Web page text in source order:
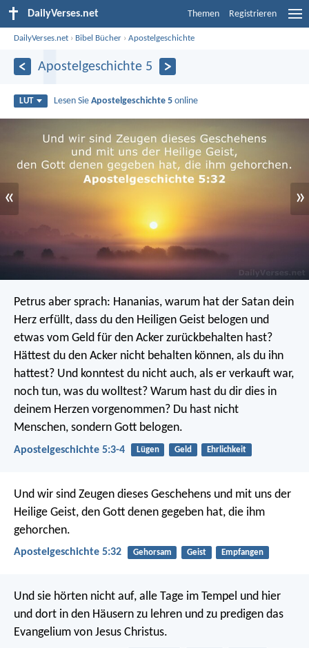
DailyVerses.net Themen Registrieren
DailyVerses.net › Bibel Bücher ›Apostelgeschichte
Apostelgeschichte 5
LUT Lesen SieApostelgeschichte 5 online
« »
Petrus aber sprach: Hananias, warum hat der Satan dein
Herz erfüllt, dass du den Heiligen Geist belogen und
etwas vom Geld für den Acker zurückbehalten hast?
Hättest du den Acker nicht behalten können, als du ihn
hattest? Und konntest du nicht auch, als er verkauft war,
noch tun, was du wolltest? Warum hast du dir dies in
deinem Herzen vorgenommen? Du hast nicht
Menschen, sondern Gott belogen.
Apostelgeschichte 5:3-4 Lügen Geld Ehrlichkeit
Und wir sind Zeugen dieses Geschehens und mit uns der
Heilige Geist, den Gott denen gegeben hat, die ihm
gehorchen.
Apostelgeschichte 5:32 Gehorsam Geist Empfangen
Und sie hörten nicht auf, alle Tage im Tempel und hier
und dort in den Häusern zu lehren und zu predigen das
Evangelium von Jesus Christus.